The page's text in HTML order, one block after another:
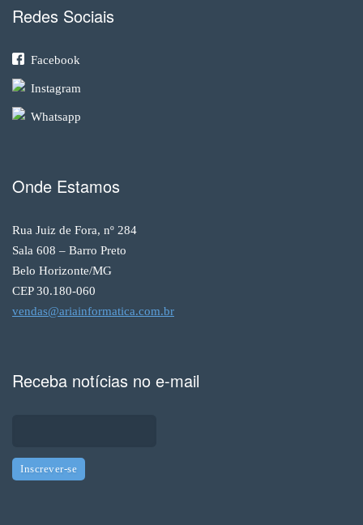
Redes Sociais
Facebook
Instagram
Whatsapp
Onde Estamos
Rua Juiz de Fora, nº 284
Sala 608 – Barro Preto
Belo Horizonte/MG
CEP 30.180-060
vendas@ariainformatica.com.br
Receba notícias no e-mail